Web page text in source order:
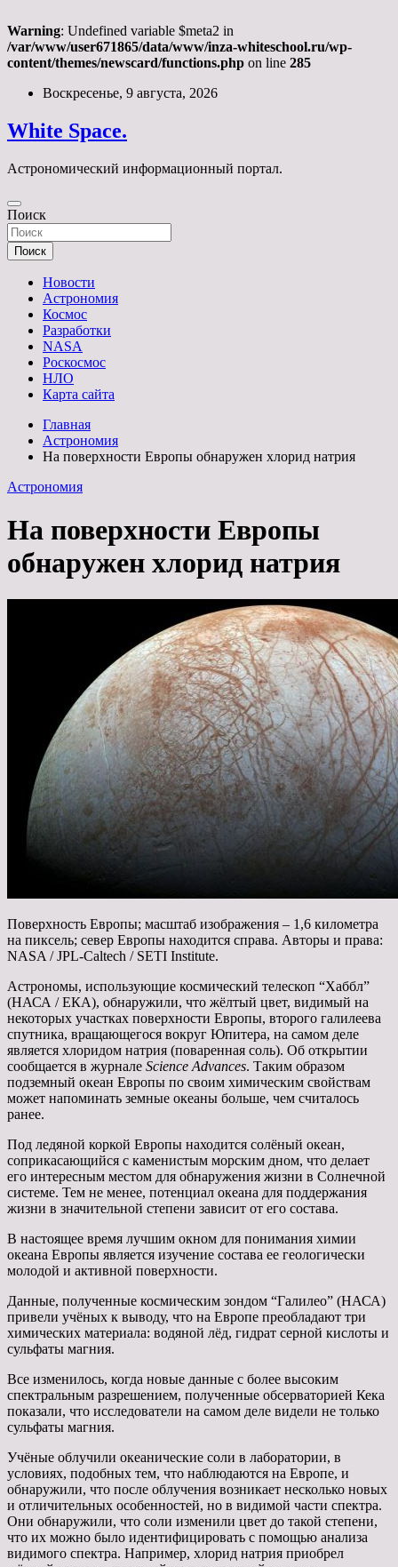
Warning: Undefined variable $meta2 in
/var/www/user671865/data/www/inza-whiteschool.ru/wp-
content/themes/newscard/functions.php on line 285
Перейти
содержимому
Воскресенье, 9 августа, 2026
White Space.
Астрономический информационный портал.
Поиск
Поиск
Новости
Астрономия
Космос
Разработки
NASA
Роскосмос
НЛО
Карта сайта
Главная
Астрономия
На поверхности Европы обнаружен хлорид натрия
Астрономия
На поверхности Европы
обнаружен хлорид натрия
Поверхность Европы; масштаб изображения – 1,6 километра
на пиксель; север Европы находится справа. Авторы и права:
NASA / JPL-Caltech / SETI Institute.
Астрономы, использующие космический телескоп “Хаббл”
(НАСА / ЕКА), обнаружили, что жёлтый цвет, видимый на
некоторых участках поверхности Европы, второго галилеева
спутника, вращающегося вокруг Юпитера, на самом деле
является хлоридом натрия (поваренная соль). Об открытии
сообщается в журнале Science Advances. Таким образом
подземный океан Европы по своим химическим свойствам
может напоминать земные океаны больше, чем считалось
ранее.
Под ледяной коркой Европы находится солёный океан,
соприкасающийся с каменистым морским дном, что делает
его интересным местом для обнаружения жизни в Солнечной
системе. Тем не менее, потенциал океана для поддержания
жизни в значительной степени зависит от его состава.
В настоящее время лучшим окном для понимания химии
океана Европы является изучение состава ее геологически
молодой и активной поверхности.
Данные, полученные космическим зондом “Галилео” (НАСА)
привели учёных к выводу, что на Европе преобладают три
химических материала: водяной лёд, гидрат серной кислоты и
сульфаты магния.
Все изменилось, когда новые данные с более высоким
спектральным разрешением, полученные обсерваторией Кека
показали, что исследователи на самом деле видели не только
сульфаты магния.
Учёные облучили океанические соли в лаборатории, в
условиях, подобных тем, что наблюдаются на Европе, и
обнаружили, что после облучения возникает несколько новых
и отличительных особенностей, но в видимой части спектра.
Они обнаружили, что соли изменили цвет до такой степени,
что их можно было идентифицировать с помощью анализа
видимого спектра. Например, хлорид натрия приобрел